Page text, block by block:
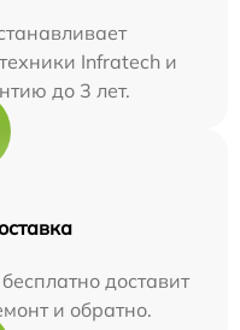
Infratech и
до 3 лет.
доставит
и обратно.